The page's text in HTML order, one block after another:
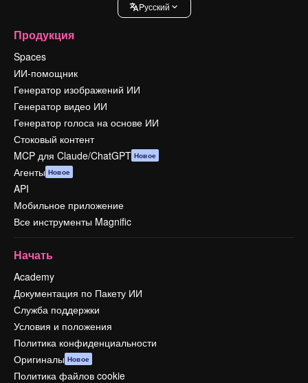
Pусский
Продукция
Spaces
ИИ-помощник
Генератор изображений ИИ
Генератор видео ИИ
Генератор голоса на основе ИИ
Стоковый контент
MCP для Claude/ChatGPT Новое
Агенты Новое
API
Мобильное приложение
Все инструменты Magnific
Начать
Academy
Документация по Пакету ИИ
Служба поддержки
Условия и положения
Политика конфиденциальности
Оригиналы Новое
Политика файлов cookie